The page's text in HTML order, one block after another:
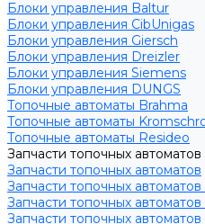
Блоки управления Baltur
Блоки управления CibUnigas
Блоки управления Giersch
Блоки управления Dreizler
Блоки управления Siemens
Блоки управления DUNGS
Топочные автоматы Brahma
Топочные автоматы
Топочные автоматы Resideo
Запчасти топочных автоматов
Запчасти топочных автоматов
Запчасти топочных
Запчасти топочных
Запчасти топочных